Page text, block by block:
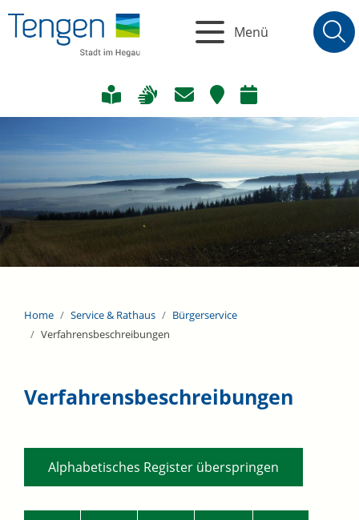
Menü
Home Service & Rathaus
Bürgerservice
Verfahrensbeschreibungen
Verfahrensbeschreibungen
Alphabetisches Register überspringen